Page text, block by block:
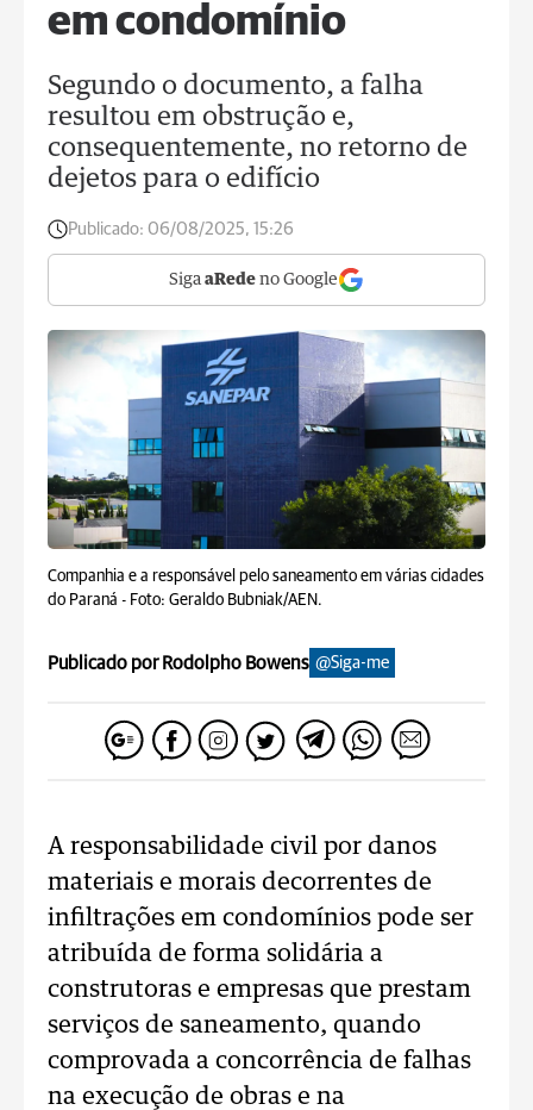
em condomínio
Segundo o documento, a falha
resultou em obstrução e,
consequentemente, no retorno de
dejetos para o edifício
Publicado: 06/08/2025, 15:26
Siga aRede no Google
Companhia e a responsável pelo saneamento em várias cidades
do Paraná - Foto: Geraldo Bubniak/AEN.
Publicado por Rodolpho Bowens @Siga-me
A responsabilidade civil por danos
materiais e morais decorrentes de
infiltrações em condomínios pode ser
atribuída de forma solidária a
construtoras e empresas que prestam
serviços de saneamento, quando
comprovada a concorrência de falhas
na execução de obras e na